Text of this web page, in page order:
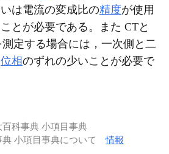
は電流の変成比の精度が使用
とが必要である。また CTと
定する場合には，一次側と二
位相のずれの少いことが必要で
科事典 小項目事典
典 小項目事典について情報